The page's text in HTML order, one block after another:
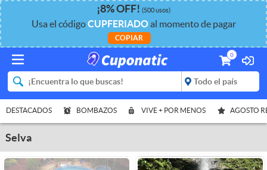
¡8%OFF! (500 usos)
Usa el códigoCUPFERIADOal momento de pagar
COPIAR
0
DESTACADOS BOMBAZOS VIVE + POR MENOS AGOSTO
Selva